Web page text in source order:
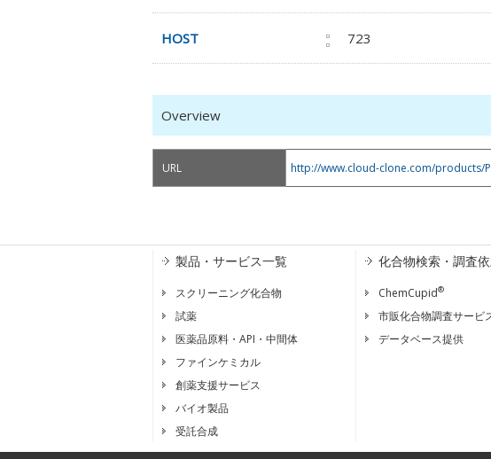
HOST 723
Overview
URL http://www.cloud-clone.com/products/
製品・サービス一覧
スクリーニング化合物
試薬
医薬品原料・API・中間体
ファインケミカル
創薬支援サービス
バイオ製品
受託合成
化合物検索・調査
ChemCupid®
市販化合物調査サービ
データベース提供